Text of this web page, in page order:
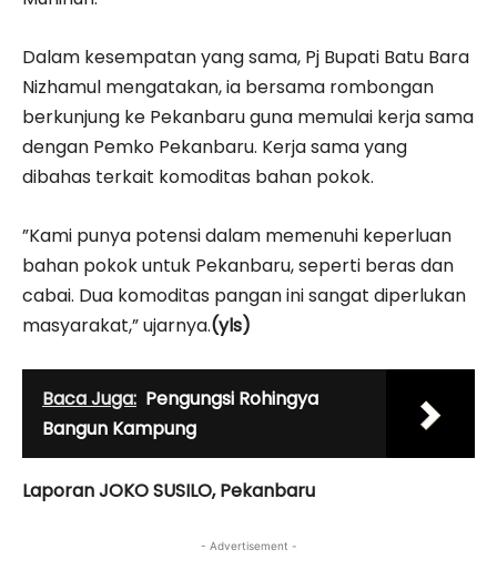
Dalam kesempatan yang sama, Pj Bupati Batu Bara
Nizhamul mengatakan, ia bersama rombongan
berkunjung ke Pekanbaru guna memulai kerja sama
dengan Pemko Pekanbaru. Kerja sama yang
dibahas terkait komoditas bahan pokok.
”Kami punya potensi dalam memenuhi keperluan
bahan pokok untuk Pekanbaru, seperti beras dan
cabai. Dua komoditas pangan ini sangat diperlukan
masyarakat,” ujarnya.(yls)
Baca Juga: Pengungsi Rohingya
Bangun Kampung
Laporan JOKO SUSILO, Pekanbaru
- Advertisement -